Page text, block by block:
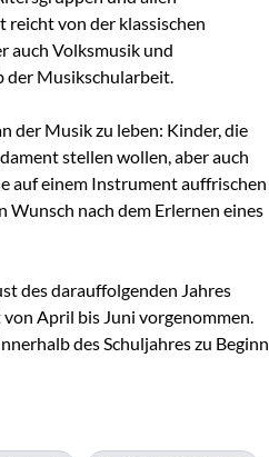
von der klassischen
auch Volksmusik und
der Musikschularbeit.
der Musik zu leben: Kinder, die
stellen wollen, aber auch
auf einem Instrument auffrischen
Wunsch nach dem Erlernen eines
des darauffolgenden Jahres
April bis Juni vorgenommen.
des Schuljahres zu Beginn